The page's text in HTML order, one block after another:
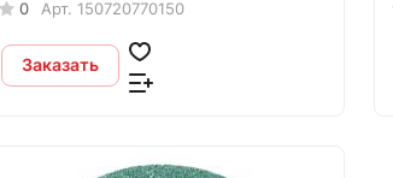
0 Арт. 150720770150
Заказать